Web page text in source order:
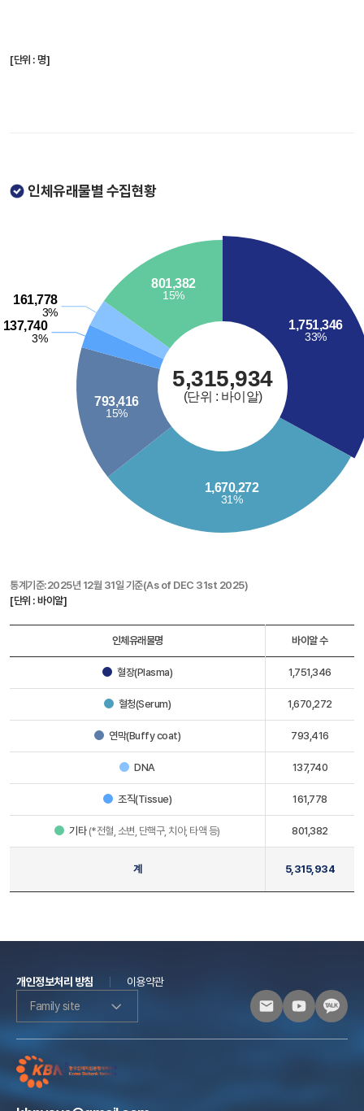
[단위 : 명]
인체유래물별 수집현황
통계기준:2025년 12월 31일 기준(As of DEC 31st 2025)
[단위 : 바이알]
인체유래물명 바이알 수
혈장(Plasma) 1,751,346
혈청(Serum) 1,670,272
연막(Buffy coat) 793,416
DNA 137,740
조직(Tissue) 161,778
기타 (*전혈, 소변, 단핵구, 치아, 타액 등) 801,382
계 5,315,934
개인정보처리 방침
이용약관
Family site